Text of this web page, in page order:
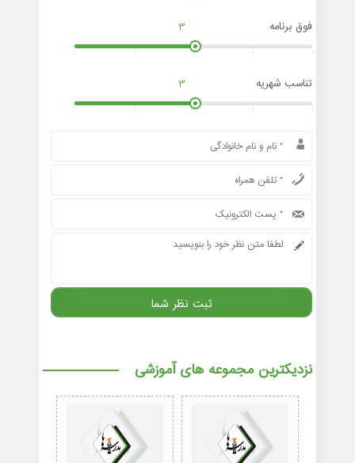
فوق برنامه 3
تناسب شهریه 3
نزدیکترین مجموعه های آموزشی